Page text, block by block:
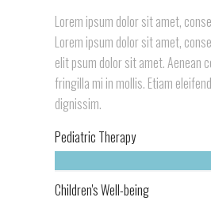
Lorem ipsum dolor sit amet,
Lorem ipsum dolor sit amet,
elit psum dolor sit amet. Aenean
fringilla mi in mollis. Etiam
dignissim.
Pediatric Therapy
Children's Well-being